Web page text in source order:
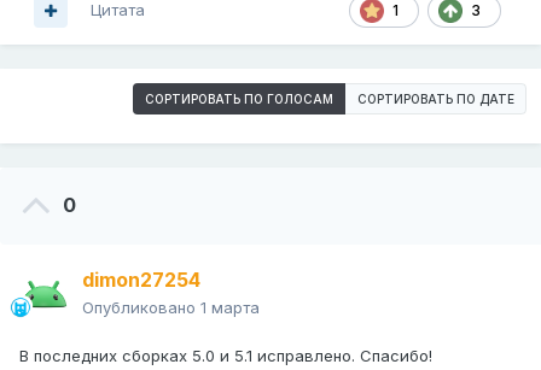
1 3
Цитата
СОРТИРОВАТЬ ПО ГОЛОСАМ СОРТИРОВАТЬ ПО ДАТЕ
0
dimon27254
Опубликовано 1 марта
В последних сборках 5.0 и 5.1 исправлено. Спасибо!